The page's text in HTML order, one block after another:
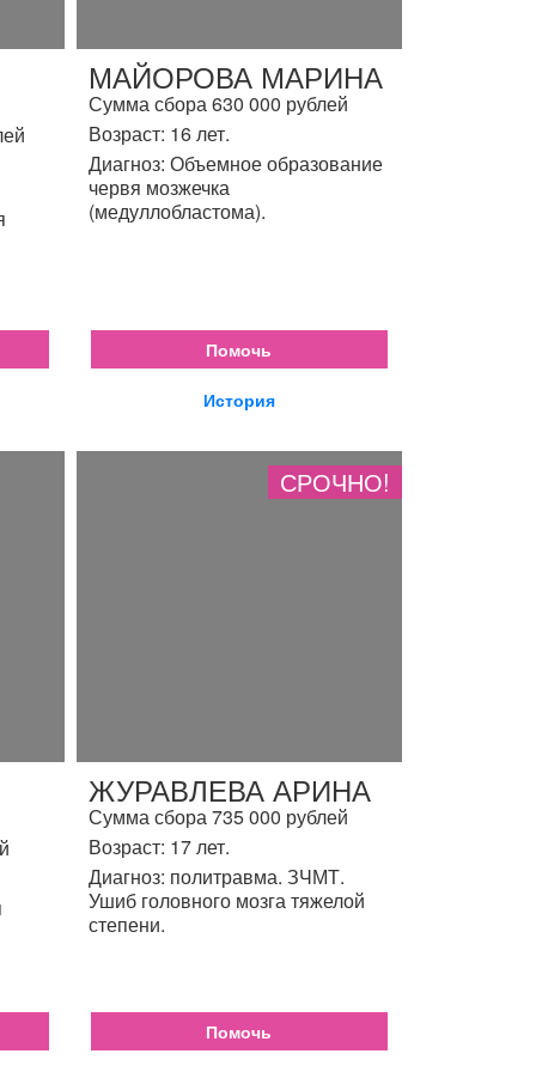
МАЙОРОВА МАРИНА
Сумма сбора 630 000 рублей
Возраст: 16 лет.
Диагноз: Объемное образование
червя мозжечка
(медуллобластома).
Помочь
История
СРОЧНО!
ЖУРАВЛЕВА АРИНА
Сумма сбора 735 000 рублей
Возраст: 17 лет.
Диагноз: политравма. ЗЧМТ.
Ушиб головного мозга тяжелой
степени.
Помочь